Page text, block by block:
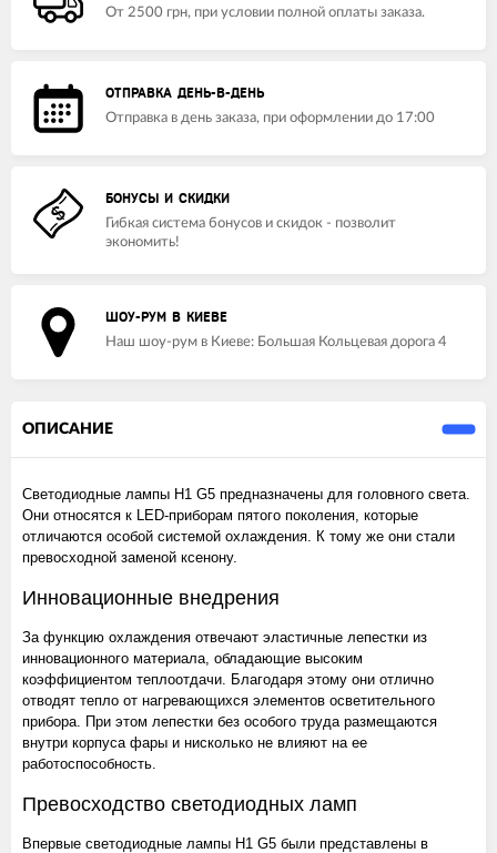
От 2500 грн, при условии полной оплаты заказа.
ОТПРАВКА ДЕНЬ-В-ДЕНЬ
Отправка в день заказа, при оформлении до 17:00
БОНУСЫ И СКИДКИ
Гибкая система бонусов и скидок - позволит
экономить!
ШОУ-РУМ В КИЕВЕ
Наш шоу-рум в Киеве: Большая Кольцевая дорога 4
ОПИСАНИЕ
Светодиодные лампы H1 G5 предназначены для головного света.
Они относятся к LED-приборам пятого поколения, которые
отличаются особой системой охлаждения. К тому же они стали
превосходной заменой ксенону.
Инновационные внедрения
За функцию охлаждения отвечают эластичные лепестки из
инновационного материала, обладающие высоким
коэффициентом теплоотдачи. Благодаря этому они отлично
отводят тепло от нагревающихся элементов осветительного
прибора. При этом лепестки без особого труда размещаются
внутри корпуса фары и нисколько не влияют на ее
работоспособность.
Превосходство светодиодных ламп
Впервые светодиодные лампы H1 G5 были представлены в